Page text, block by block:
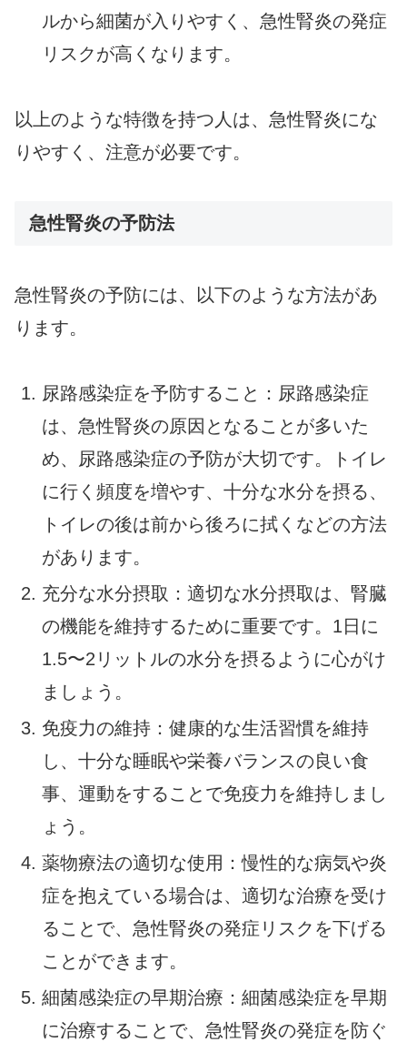
ルから細菌が入りやすく、急性腎炎の発症
リスクが高くなります。
以上のような特徴を持つ人は、急性腎炎にな
りやすく、注意が必要です。
急性腎炎の予防法
急性腎炎の予防には、以下のような方法があ
ります。
尿路感染症を予防すること：尿路感染症
は、急性腎炎の原因となることが多いた
め、尿路感染症の予防が大切です。トイレ
に行く頻度を増やす、十分な水分を摂る、
トイレの後は前から後ろに拭くなどの方法
があります。
充分な水分摂取：適切な水分摂取は、腎臓
の機能を維持するために重要です。1日に
1.5〜2リットルの水分を摂るように心がけ
ましょう。
免疫力の維持：健康的な生活習慣を維持
し、十分な睡眠や栄養バランスの良い食
事、運動をすることで免疫力を維持しまし
ょう。
薬物療法の適切な使用：慢性的な病気や炎
症を抱えている場合は、適切な治療を受け
ることで、急性腎炎の発症リスクを下げる
ことができます。
細菌感染症の早期治療：細菌感染症を早期
に治療することで、急性腎炎の発症を防ぐ